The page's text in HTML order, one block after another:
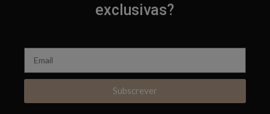
exclusivas?
Subscrever